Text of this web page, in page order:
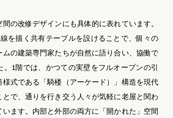
の改修デザインにも具体的に表れています。
を描く共有テーブルを設けることで、個々の
の建築専門家たちが自然に語り合い、協働で
1階では、かつての実壁をフルオープンの引
式である「騎楼（アーケード）」構造を現代
で、通りを行き交う人々が気軽に老屋と関わ
ます。内部と外部の両方に「開かれた」空間